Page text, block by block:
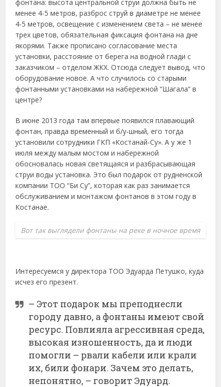
фонтана: высота центральной струи должна быть не
менее 4-5 метров, разброс струй в диаметре не менее
4-5 метров, освещение с изменением света – не менее
трех цветов, обязательная фиксация фонтана на дне
якорями. Также прописано согласование места
установки, расстояние от берега на водной глади с
заказчиком – отделом ЖКХ. Отсюда следует вывод, что
оборудование новое. А что случилось со старыми
фонтанными установками на набережной “Шагала” в
центре?
В июне 2013 года там впервые появился плавающий
фонтан, правда временный и б/у-шный, его тогда
установили сотрудники ГКП «Костанай-Су». А у же 1
июля между малым мостом и набережной
обосновалась новая светящаяся и разбрасывающая
струи воды установка. Это был подарок от рудненской
компании ТОО “Би Су”, которая как раз занимается
обслуживанием и монтажом фонтанов в этом году в
Костанае.
Вот так выглядели фонтаны на реке в ночное время
Интересуемся у директора ТОО Эдуарда Петушко, куда
исчез его презент.
– Этот подарок мы преподнесли
городу давно, а фонтаны имеют свой
ресурс. Повлияла агрессивная среда,
высокая изношенность, да и люди
помогли – рвали кабели или крали
их, били фонари. Зачем это делать,
непонятно, – говорит Эдуард.